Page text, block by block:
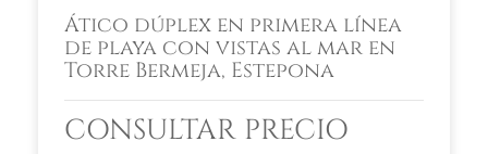
Ático dúplex en primera línea
de playa con vistas al mar en
Torre Bermeja, Estepona
CONSULTAR PRECIO